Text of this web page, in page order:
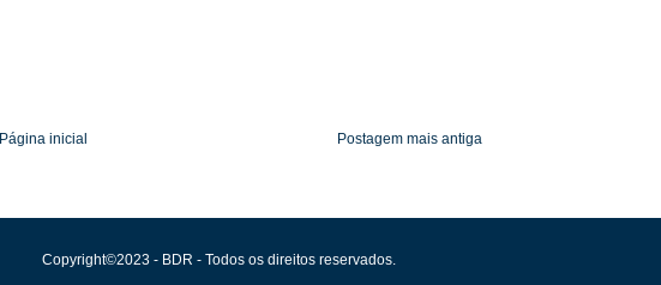
Postagem mais antiga
Página inicial
Copyright©2023 - BDR - Todos os direitos reservados.